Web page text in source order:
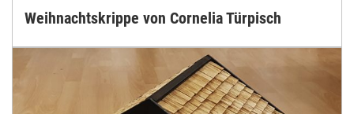
Weihnachtskrippe von Cornelia Türpisch